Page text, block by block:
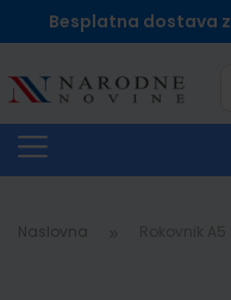
Besplatna dostava
Naslovna